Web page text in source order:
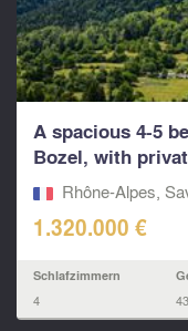
A spacious 4-5
Bozel, with
south...
Rhône-Alpes,
1.320.000 €
Schlafzimmern
4